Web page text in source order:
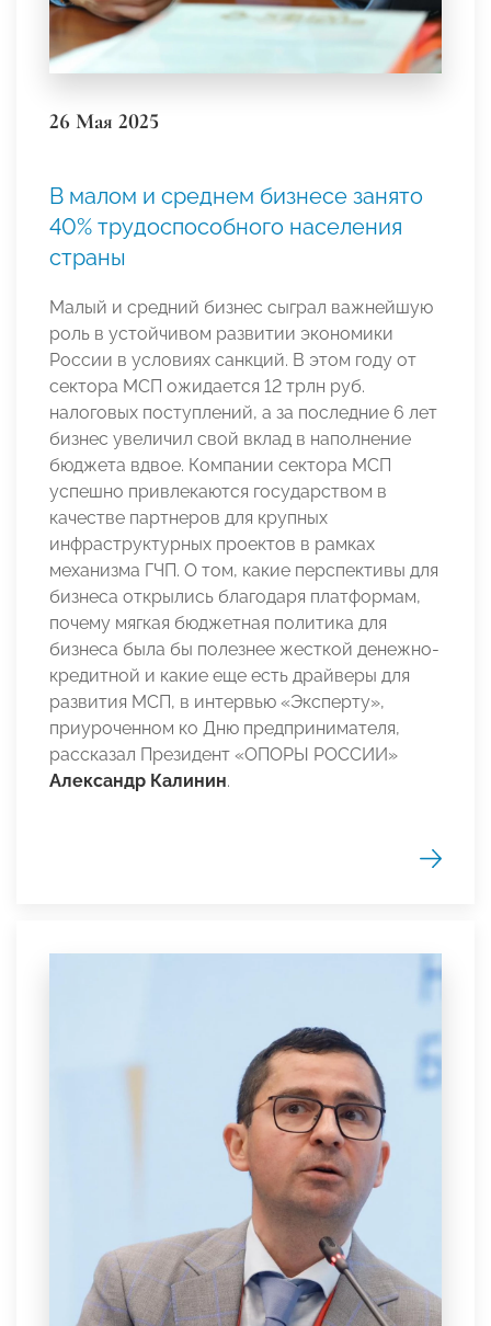
26 Мая 2025
В малом и среднем бизнесе занято
40% трудоспособного населения
страны
Малый и средний бизнес сыграл важнейшую
роль в устойчивом развитии экономики
России в условиях санкций. В этом году от
сектора МСП ожидается 12 трлн руб.
налоговых поступлений, а за последние 6 лет
бизнес увеличил свой вклад в наполнение
бюджета вдвое. Компании сектора МСП
успешно привлекаются государством в
качестве партнеров для крупных
инфраструктурных проектов в рамках
механизма ГЧП. О том, какие перспективы для
бизнеса открылись благодаря платформам,
почему мягкая бюджетная политика для
бизнеса была бы полезнее жесткой денежно-
кредитной и какие еще есть драйверы для
развития МСП, в интервью «Эксперту»,
приуроченном ко Дню предпринимателя,
рассказал Президент «ОПОРЫ РОССИИ»
Александр Калинин.